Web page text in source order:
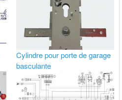
Cylindre pour porte de garage
basculante